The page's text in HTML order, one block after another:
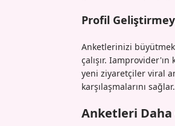
Profil
Anketlerinizi
çalışır.
yeni ziyaretçiler viral
karşılaşmalarını sağlar.
Anketleri